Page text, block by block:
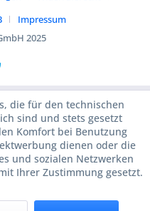
Impressum
2025
die für den technischen
sind und stets gesetzt
Komfort bei Benutzung
dienen oder die
und sozialen Netzwerken
Ihrer Zustimmung gesetzt.